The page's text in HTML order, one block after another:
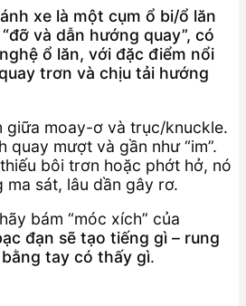
xe là một cụm ổ bi/ổ lăn
và dẫn hướng quay”, có
ổ lăn, với đặc điểm nổi
trơn và chịu tải hướng
giữa moay-ơ và trục/knuckle.
quay mượt và gần như “im”.
bôi trơn hoặc phớt hở, nó
sát, lâu dần gây rơ.
bám “móc xích” của
đạn sẽ tạo tiếng gì – rung
tay có thấy gì.